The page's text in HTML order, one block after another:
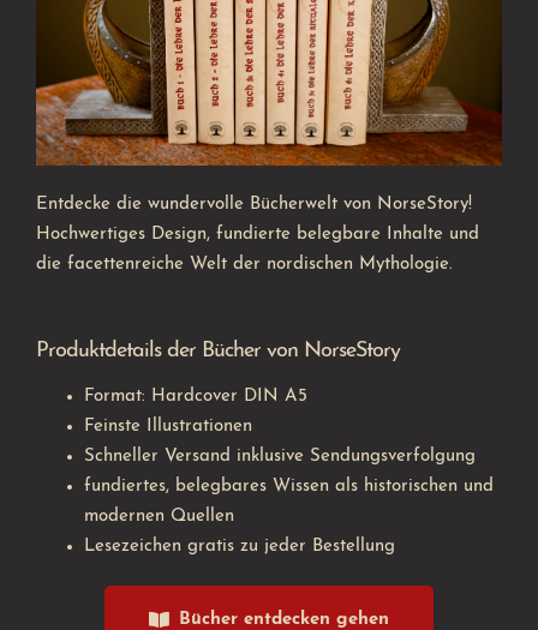
Entdecke die wundervolle Bücherwelt von NorseStory!
Hochwertiges Design, fundierte belegbare Inhalte und
die facettenreiche Welt der nordischen Mythologie.
Produktdetails der Bücher von NorseStory
Format: Hardcover DIN A5
Feinste Illustrationen
Schneller Versand inklusive Sendungsverfolgung
fundiertes, belegbares Wissen als historischen und
modernen Quellen
Lesezeichen gratis zu jeder Bestellung
Bücher entdecken gehen